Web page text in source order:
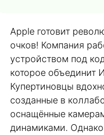
Apple готовит
очков! Компания
устройством под
которое объединит
Купертиновцы
созданные в
оснащённые
динамиками.